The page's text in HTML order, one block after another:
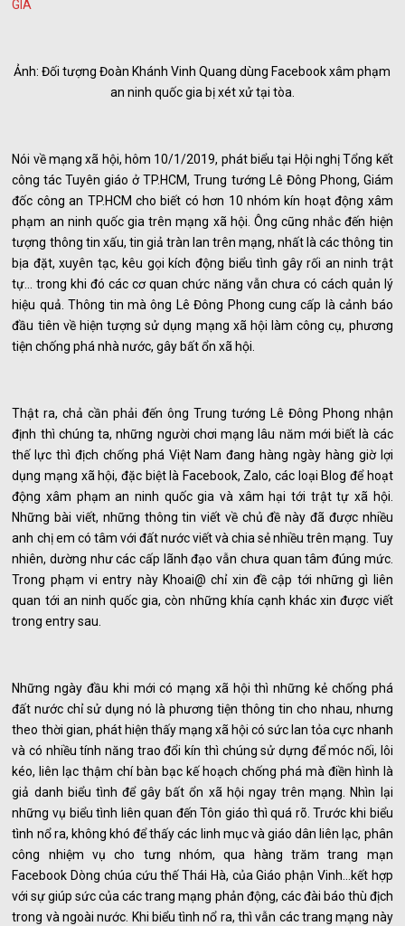
Ảnh: Đối tượng Đoàn Khánh Vinh Quang dùng Facebook xâm phạm
an ninh quốc gia bị xét xử tại tòa.
Nói về mạng xã hội, hôm 10/1/2019, phát biểu tại Hội nghị Tổng kết
công tác Tuyên giáo ở TP.HCM, Trung tướng Lê Đông Phong, Giám
đốc công an TP.HCM cho biết có hơn 10 nhóm kín hoạt động xâm
phạm an ninh quốc gia trên mạng xã hội. Ông cũng nhắc đến hiện
tượng thông tin xấu, tin giả tràn lan trên mạng, nhất là các thông tin
bịa đặt, xuyên tạc, kêu gọi kích động biểu tình gây rối an ninh trật
tự... trong khi đó các cơ quan chức năng vẫn chưa có cách quản lý
hiệu quả. Thông tin mà ông Lê Đông Phong cung cấp là cảnh báo
đầu tiên về hiện tượng sử dụng mạng xã hội làm công cụ, phương
tiện chống phá nhà nước, gây bất ổn xã hội.
Thật ra, chả cần phải đến ông Trung tướng Lê Đông Phong nhận
định thì chúng ta, những người chơi mạng lâu năm mới biết là các
thế lực thì địch chống phá Việt Nam đang hàng ngày hàng giờ lợi
dụng mạng xã hội, đặc biệt là Facebook, Zalo, các loại Blog để hoạt
động xâm phạm an ninh quốc gia và xâm hại tới trật tự xã hội.
Những bài viết, những thông tin viết về chủ đề này đã được nhiều
anh chị em có tâm với đất nước viết và chia sẻ nhiều trên mạng. Tuy
nhiên, dường như các cấp lãnh đạo vẫn chưa quan tâm đúng mức.
Trong phạm vi entry này Khoai@ chỉ xin đề cập tới những gì liên
quan tới an ninh quốc gia, còn những khía cạnh khác xin được viết
trong entry sau.
Những ngày đầu khi mới có mạng xã hội thì những kẻ chống phá
đất nước chỉ sử dụng nó là phương tiện thông tin cho nhau, nhưng
theo thời gian, phát hiện thấy mạng xã hội có sức lan tỏa cực nhanh
và có nhiều tính năng trao đổi kín thì chúng sử dựng để móc nối, lôi
kéo, liên lạc thậm chí bàn bạc kế hoạch chống phá mà điền hình là
giả danh biểu tình để gây bất ổn xã hội ngay trên mạng. Nhìn lại
những vụ biểu tình liên quan đến Tôn giáo thì quá rõ. Trước khi biểu
tình nổ ra, không khó để thấy các linh mục và giáo dân liên lạc, phân
công nhiệm vụ cho tưng nhóm, qua hàng trăm trang mạn
Facebook Dòng chúa cứu thế Thái Hà, của Giáo phận Vinh...kết hợp
với sự giúp sức của các trang mạng phản động, các đài báo thù địch
trong và ngoài nước. Khi biểu tình nổ ra, thì vẫn các trang mạng này